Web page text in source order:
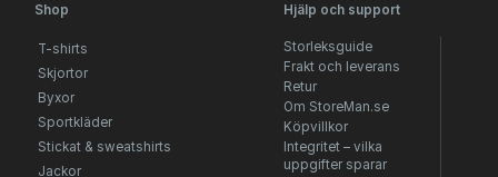
Shop
T-shirts
Skjortor
Byxor
Sportkläder
Stickat & sweatshirts
Jackor
Hjälp och support
Storleksguide
Frakt och leverans
Retur
Om StoreMan.se
Köpvillkor
Integritet – vilka
uppgifter sparar